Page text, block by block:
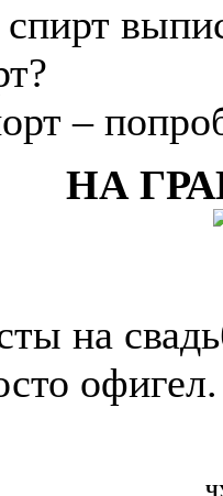
–
НА
на
офигел.